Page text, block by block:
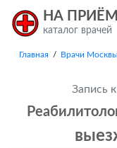
НА ПРИЁМ
каталог врачей
Главная / Врачи Москвы
Запись